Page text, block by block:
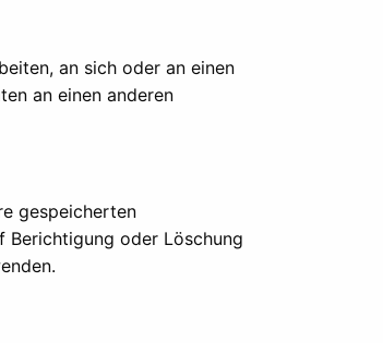
an sich oder an einen
an einen anderen
gespeicherten
Berichtigung oder Löschung